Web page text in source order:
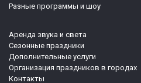
Разные программы и шоу
Аренда звука и света
Сезонные праздники
Дополнительные услуги
Организация праздников в городах
Контакты